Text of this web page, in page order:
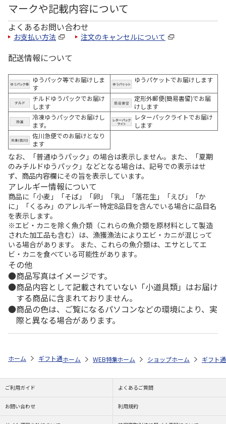
マークや記載内容について
よくあるお問い合わせ
お支払い方法 注文のキャンセルについて
配送情報について
ゆうパック等でお届けしま
す
ゆうパケットでお届けします
チルドゆうパックでお届け
します
定形外郵便(簡易書留)でお届
けします
冷凍ゆうパックでお届けし
ます。
レターパックライトでお届け
します
佐川急便でのお届けとなり
ます
なお、「普通ゆうパック」の場合は表示しません。また、「夏期
のみチルドゆうパック」などとなる場合は、記号での表示はせ
ず、商品内容欄にその旨を表示しています。
アレルギー情報について
商品に「小麦」「そば」「卵」「乳」「落花生」「えび」「か
に」「くるみ」のアレルギー特定8品目を含んでいる場合に品目名
を表示します。
※エビ・カニを除く魚介類（これらの魚介類を原材料として製造
された加工品も含む）は、漁獲漁法によりエビ・カニが混じって
いる場合があります。 また、これらの魚介類は、エサとしてエ
ビ・カニを食べている可能性があります。
その他
商品写真はイメージです。
商品内容として記載されていない「小道具類」はお届け
する商品に含まれておりません。
商品の色は、ご覧になるパソコンなどの環境により、実
際と異なる場合があります。
ホーム ギフト通販 商品ジャンル カタログギフト MEIDI-YA（明
ホーム WEB特集 非食品 選べるカタログギフト
ホーム ショップ一覧 株式会社
ホーム ギフト
ご利用ガイド よくあるご質問
お問い合わせ 利用規約